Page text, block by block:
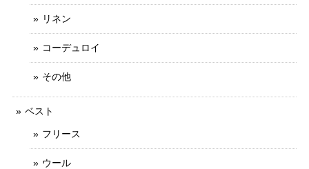
リネン
コーデュロイ
その他
ベスト
フリース
ウール